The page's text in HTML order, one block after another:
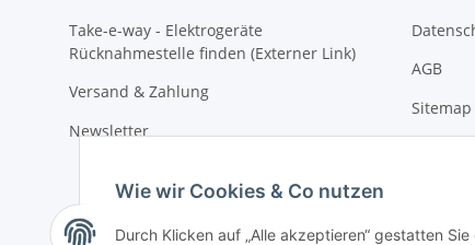
Take-e-way - Elektrogeräte
Rücknahmestelle finden (Externer Link)
Versand & Zahlung
Newsletter
AGB
Sitemap
Wie wir Cookies & Co nutzen
Durch Klicken auf „Alle akzeptieren“ gestatten